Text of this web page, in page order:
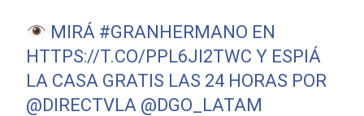
MIRÁ #GRANHERMANO EN
HTTPS://T.CO/PPL6JI2TWC Y ESPIÁ
LA CASA GRATIS LAS 24 HORAS POR
@DIRECTVLA @DGO_LATAM